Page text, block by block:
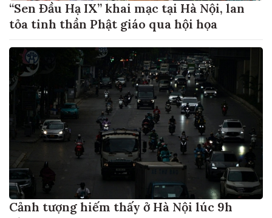
“Sen Đầu Hạ IX” khai mạc tại Hà Nội, lan
tỏa tinh thần Phật giáo qua hội họa
Cảnh tượng hiếm thấy ở Hà Nội lúc 9h